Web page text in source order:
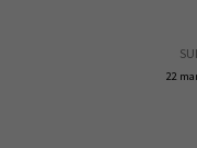
22